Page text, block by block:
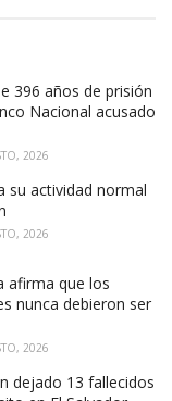
396 años de prisión
Nacional acusado
2026
su actividad normal
2026
afirma que los
nunca debieron ser
2026
dejado 13 fallecidos